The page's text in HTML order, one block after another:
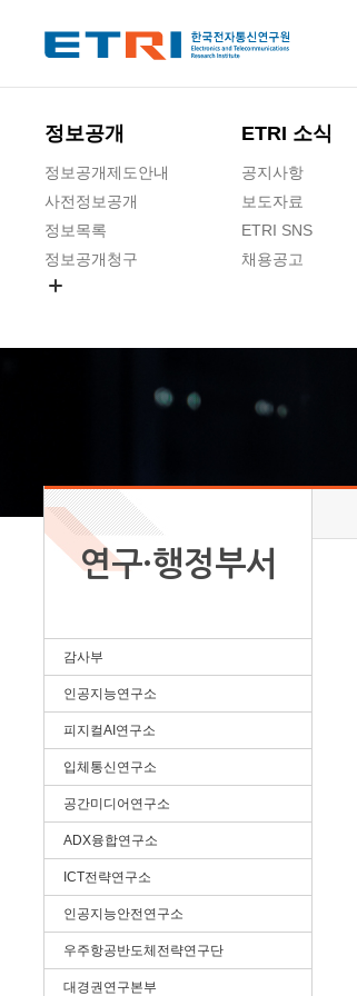
정보공개
정보공개제도안내
사전정보공개
정보목록
정보공개청구
ETRI 소식
공지사항
보도자료
ETRI SNS
채용공고
연구·행정부서
감사부
인공지능연구소
피지컬AI연구소
입체통신연구소
공간미디어연구소
ADX융합연구소
ICT전략연구소
인공지능안전연구소
우주항공반도체전략연구단
대경권연구본부